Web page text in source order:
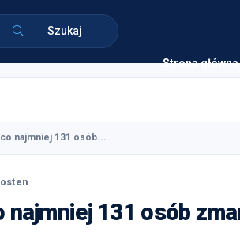
Szukaj
Strona główna
najmniej 131 osób...
najmniej 131 osób